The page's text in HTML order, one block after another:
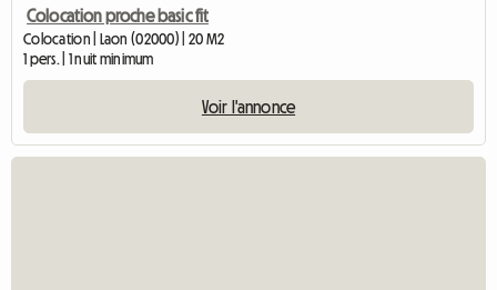
Colocation proche basic fit
Colocation | Laon (02000) | 20 M2
1 pers. | 1 nuit minimum
Voir l'annonce